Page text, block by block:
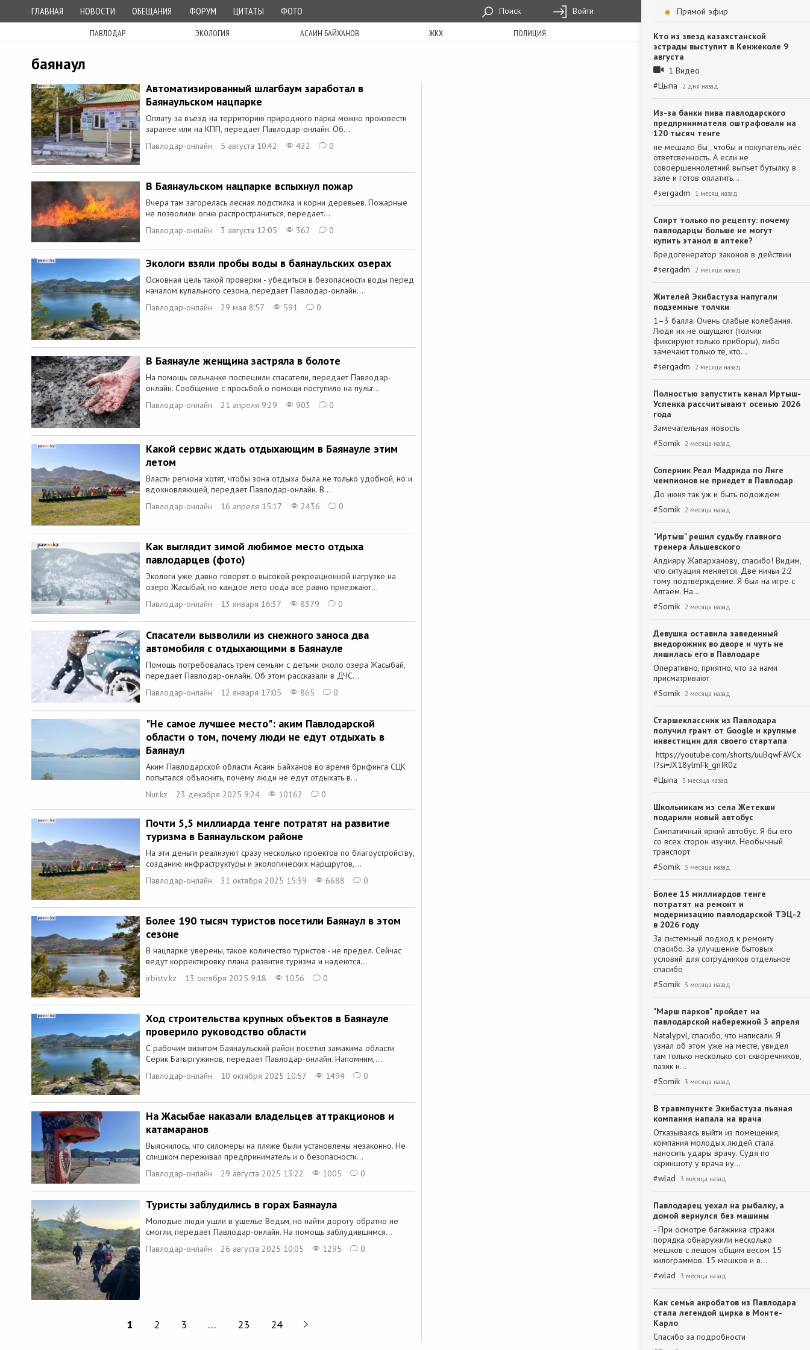
ГЛАВНАЯ НОВОСТИ ОБЕЩАНИЯ ФОРУМ ЦИТАТЫ ФОТО Поиск Войти
ПАВЛОДАР ЭКОЛОГИЯ АСАИН БАЙХАНОВ ЖКХ ПОЛИЦИЯ
баянаул
Автоматизированный шлагбаум заработал в
Баянаульском нацпарке
Оплату за въезд на территорию природного парка можно произвести
заранее или на КПП, передает Павлодар-онлайн. Об...
Павлодар-онлайн
5 августа 10:42 422 0
В Баянаульском нацпарке вспыхнул пожар
Вчера там загорелась лесная подстилка и корни деревьев. Пожарные
не позволили огню распространиться, передает...
Павлодар-онлайн
3 августа 12:05 362 0
Экологи взяли пробы воды в баянаульских озерах
Основная цель такой проверки - убедиться в безопасности воды перед
началом купального сезона, передает Павлодар-онлайн....
Павлодар-онлайн
29 мая 8:57 591 0
В Баянауле женщина застряла в болоте
На помощь сельчанке поспешили спасатели, передает Павлодар-
онлайн. Сообщение с просьбой о помощи поступило на пульт...
Павлодар-онлайн
21 апреля 9:29 903 0
Какой сервис ждать отдыхающим в Баянауле этим
летом
Власти региона хотят, чтобы зона отдыха была не только удобной, но и
вдохновляющей, передает Павлодар-онлайн. В...
Павлодар-онлайн
16 апреля 15:17 2436 0
Как выглядит зимой любимое место отдыха
павлодарцев (фото)
Экологи уже давно говорят о высокой рекреационной нагрузке на
озеро Жасыбай, но каждое лето сюда все равно приезжают...
Павлодар-онлайн
13 января 16:37 8379 0
Спасатели вызволили из снежного заноса два
автомобиля с отдыхающими в Баянауле
Помощь потребовалась трем семьям с детьми около озера Жасыбай,
передает Павлодар-онлайн. Об этом рассказали в ДЧС...
Павлодар-онлайн
12 января 17:05 865 0
"Не самое лучшее место": аким Павлодарской
области о том, почему люди не едут отдыхать в
Баянаул
Аким Павлодарской области Асаин Байханов во время брифинга СЦК
попытался объяснить, почему люди не едут отдыхать в...
Nur.kz
23 декабря 2025 9:24 10162 0
Почти 5,5 миллиарда тенге потратят на развитие
туризма в Баянаульском районе
На эти деньги реализуют сразу несколько проектов по благоустройству,
созданию инфраструктуры и экологических маршрутов,...
Павлодар-онлайн
31 октября 2025 15:39 6688 0
Более 190 тысяч туристов посетили Баянаул в этом
сезоне
В нацпарке уверены, такое количество туристов - не предел. Сейчас
ведут корректировку плана развития туризма и надеются...
irbistv.kz
13 октября 2025 9:18 1056 0
Ход строительства крупных объектов в Баянауле
проверило руководство области
С рабочим визитом Баянаульский район посетил замакима области
Серик Батыргужинов, передает Павлодар-онлайн. Напомним,...
Павлодар-онлайн
10 октября 2025 10:57 1494 0
На Жасыбае наказали владельцев аттракционов и
катамаранов
Выяснилось, что силомеры на пляже были установлены незаконно. Не
слишком переживал предприниматель и о безопасности...
Павлодар-онлайн
29 августа 2025 13:22 1005 0
Туристы заблудились в горах Баянаула
Молодые люди ушли в ущелье Ведьм, но найти дорогу обратно не
смогли, передает Павлодар-онлайн. На помощь заблудившимся...
Павлодар-онлайн
26 августа 2025 10:05 1295 0
1 2 3 … 23 24
Прямой эфир
Кто из звезд казахстанской
эстрады выступит в Кенжеколе 9
августа
1 Видео
#Цыпа 2 дня назад
Из-за банки пива павлодарского
предпринимателя оштрафовали на
120 тысяч тенге
не мешало бы , чтобы и покупатель нёс
ответсвенность. А если не
совоершеннолетний выпьет бутылку в
зале и готов оплатить…
#sergadm 1 месяц назад
Спирт только по рецепту: почему
павлодарцы больше не могут
купить этанол в аптеке?
бредогенератор законов в действии
#sergadm 2 месяца назад
Жителей Экибастуза напугали
подземные толчки
1–3 балла: Очень слабые колебания.
Люди их не ощущают (толчки
фиксируют только приборы), либо
замечают только те, кто…
#sergadm 2 месяца назад
Полностью запустить канал Иртыш-
Успенка рассчитывают осенью 2026
года
Замечательная новость
#Somik 2 месяца назад
Соперник Реал Мадрида по Лиге
чемпионов не приедет в Павлодар
До июня так уж и быть подождем
#Somik 2 месяца назад
"Иртыш" решил судьбу главного
тренера Альшевского
Алдияру Жапарханову, спасибо! Видим,
что ситуация меняется. Две ничьи 2:2
тому подтверждение. Я был на игре с
Алтаем. На…
#Somik 2 месяца назад
Девушка оставила заведенный
внедорожник во дворе и чуть не
лишилась его в Павлодаре
Оперативно, приятно, что за нами
присматривают
#Somik 2 месяца назад
Старшеклассник из Павлодара
получил грант от Google и крупные
инвестиции для своего стартапа
https://youtube.com/shorts/uuBqwFAVCx
I?si=JX18ylmFk_gnIR0z
#Цыпа 3 месяца назад
Школьникам из села Жетекши
подарили новый автобус
Симпатичный яркий автобус. Я бы его
со всех сторон изучил. Необычный
транспорт
#Somik 3 месяца назад
Более 15 миллиардов тенге
потратят на ремонт и
модернизацию павлодарской ТЭЦ-2
в 2026 году
За системный подход к ремонту
спасибо. За улучшение бытовых
условий для сотрудников отдельное
спасибо
#Somik 3 месяца назад
"Марш парков" пройдет на
павлодарской набережной 3 апреля
Natalypvl, спасибо, что написали. Я
узнал об этом уже на месте, увидел
там только несколько сот скворечников,
пазик и…
#Somik 3 месяца назад
В травмпункте Экибастуза пьяная
компания напала на врача
Отказываясь выйти из помещения,
компания молодых людей стала
наносить удары врачу. Судя по
скриншоту у врача ну…
#wlad 3 месяца назад
Павлодарец уехал на рыбалку, а
домой вернулся без машины
- При осмотре багажника стражи
порядка обнаружили несколько
мешков с лещом общим весом 15
килограммов. 15 мешков и в…
#wlad 3 месяца назад
Как семья акробатов из Павлодара
стала легендой цирка в Монте-
Карло
Спасибо за подробности